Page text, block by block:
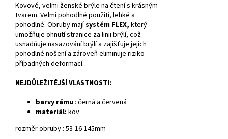
Kovové, velmi ženské brýle na čtení s krásným
tvarem. Velmi pohodlné použití, lehké a
pohodlné. Obruby majísystém FLEX, který
umožňuje ohnutí stranice za linii brýlí, což
usnadňuje nasazování brýlí a zajišťuje jejich
pohodlné nošení a zároveň eliminuje riziko
případných deformací.
NEJDŮLEŽITĚJŠÍ VLASTNOSTI:
barvy rámu : černá a červená
materiál: kov
rozměr obruby : 53-16-145mm